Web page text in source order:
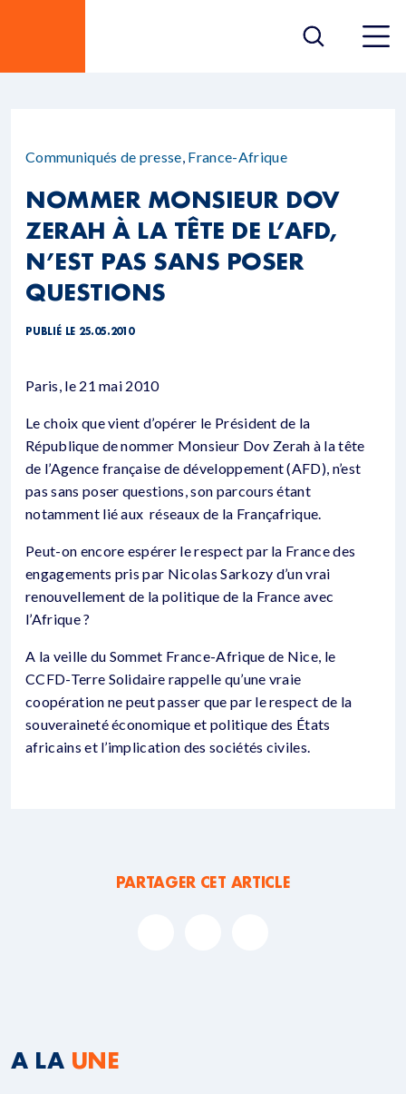
Communiqués de presse, France-Afrique
NOMMER MONSIEUR DOV
ZERAH À LA TÊTE DE L’AFD,
N’EST PAS SANS POSER
QUESTIONS
PUBLIÉ LE 25.05.2010
Paris, le 21 mai 2010
Le choix que vient d’opérer le Président de la
République de nommer Monsieur Dov Zerah à la tête
de l’Agence française de développement (AFD), n’est
pas sans poser questions, son parcours étant
notamment lié aux réseaux de la Françafrique.
Peut-on encore espérer le respect par la France des
engagements pris par Nicolas Sarkozy d’un vrai
renouvellement de la politique de la France avec
l’Afrique ?
A la veille du Sommet France-Afrique de Nice, le
CCFD-Terre Solidaire rappelle qu’une vraie
coopération ne peut passer que par le respect de la
souveraineté économique et politique des États
africains et l’implication des sociétés civiles.
PARTAGER CET ARTICLE
A LA UNE